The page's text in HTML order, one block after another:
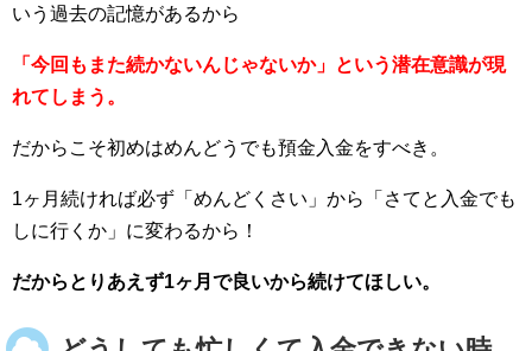
いう過去の記憶があるから
「今回もまた続かないんじゃないか」という潜在意識が現
れてしまう。
だからこそ初めはめんどうでも預金入金をすべき。
1ヶ月続ければ必ず「めんどくさい」から「さてと入金でも
しに行くか」に変わるから！
だからとりあえず1ヶ月で良いから続けてほしい。